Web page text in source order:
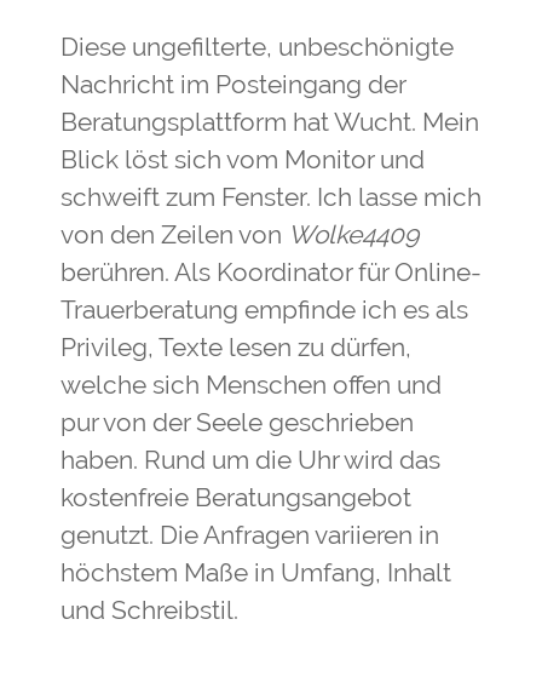
Diese ungefilterte, unbeschönigte
Nachricht im Posteingang der
Beratungsplattform hat Wucht. Mein
Blick löst sich vom Monitor und
schweift zum Fenster. Ich lasse mich
von den Zeilen von Wolke4409
berühren. Als Koordinator für Online-
Trauerberatung empfinde ich es als
Privileg, Texte lesen zu dürfen,
welche sich Menschen offen und
pur von der Seele geschrieben
haben. Rund um die Uhr wird das
kostenfreie Beratungsangebot
genutzt. Die Anfragen variieren in
höchstem Maße in Umfang, Inhalt
und Schreibstil.